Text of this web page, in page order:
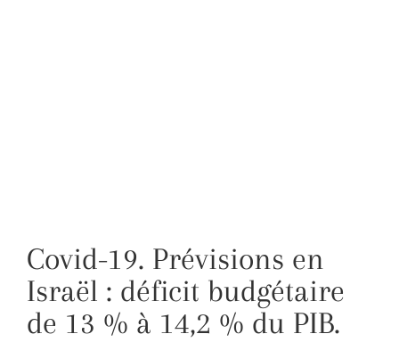
Covid-19. Prévisions en
Israël : déficit budgétaire
de 13 % à 14,2 % du PIB.